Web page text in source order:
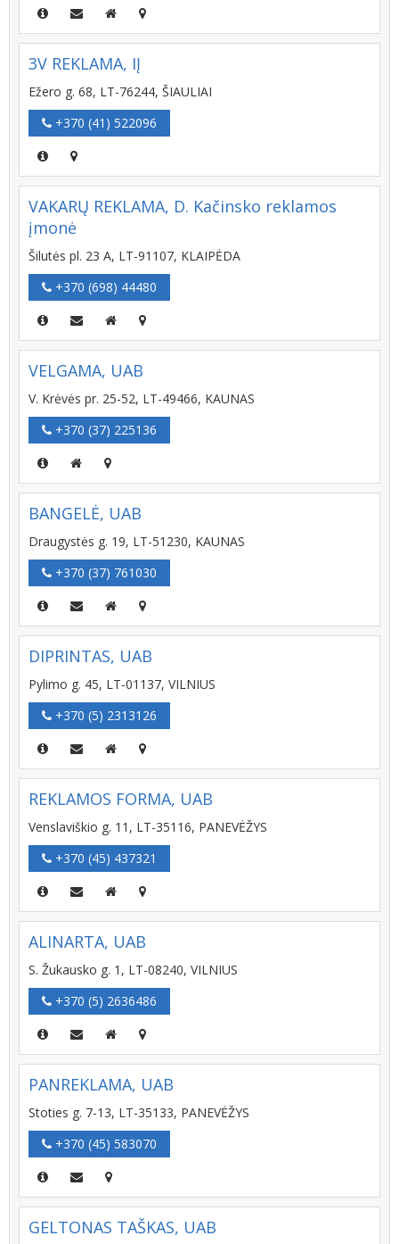
3V REKLAMA, IĮ
Ežero g. 68, LT-76244, ŠIAULIAI
+370 (41) 522096
VAKARŲ REKLAMA, D. Kačinsko reklamos
įmonė
Šilutės pl. 23 A, LT-91107, KLAIPĖDA
+370 (698) 44480
VELGAMA, UAB
V. Krėvės pr. 25-52, LT-49466, KAUNAS
+370 (37) 225136
BANGELĖ, UAB
Draugystės g. 19, LT-51230, KAUNAS
+370 (37) 761030
DIPRINTAS, UAB
Pylimo g. 45, LT-01137, VILNIUS
+370 (5) 2313126
REKLAMOS FORMA, UAB
Venslaviškio g. 11, LT-35116, PANEVĖŽYS
+370 (45) 437321
ALINARTA, UAB
S. Žukausko g. 1, LT-08240, VILNIUS
+370 (5) 2636486
PANREKLAMA, UAB
Stoties g. 7-13, LT-35133, PANEVĖŽYS
+370 (45) 583070
GELTONAS TAŠKAS, UAB